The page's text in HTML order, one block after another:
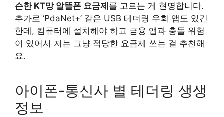
슨한 KT망 알뜰폰 요금제를 고르는 게 현명합니다.
추가로 ‘PdaNet+’ 같은 USB 테더링 우회 앱도 있긴
한데, 컴퓨터에 설치해야 하고 금융 앱과 충돌 위험
이 있어서 저는 그냥 적당한 요금제 쓰는 걸 추천해
요.
아이폰-통신사 별 테더링 생생
정보